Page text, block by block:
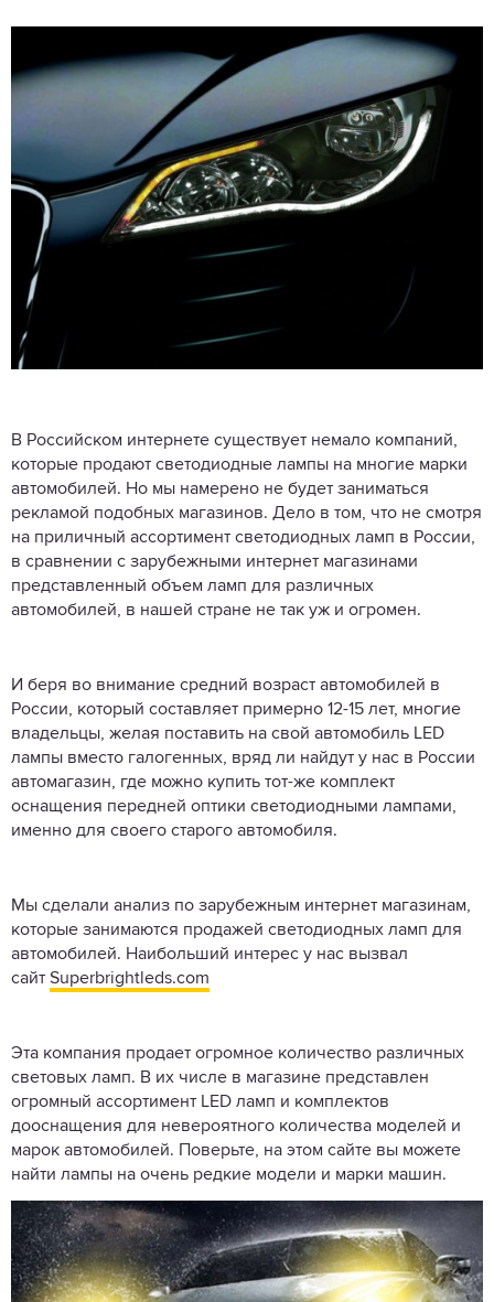
В Российском интернете существует немало компаний,
которые продают светодиодные лампы на многие марки
автомобилей. Но мы намерено не будет заниматься
рекламой подобных магазинов. Дело в том, что не смотря
на приличный ассортимент светодиодных ламп в России,
в сравнении с зарубежными интернет магазинами
представленный объем ламп для различных
автомобилей, в нашей стране не так уж и огромен.
И беря во внимание средний возраст автомобилей в
России, который составляет примерно 12-15 лет, многие
владельцы, желая поставить на свой автомобиль LED
лампы вместо галогенных, вряд ли найдут у нас в России
автомагазин, где можно купить тот-же комплект
оснащения передней оптики светодиодными лампами,
именно для своего старого автомобиля.
Мы сделали анализ по зарубежным интернет магазинам,
которые занимаются продажей светодиодных ламп для
автомобилей. Наибольший интерес у нас вызвал
сайт Superbrightleds.com
Эта компания продает огромное количество различных
световых ламп. В их числе в магазине представлен
огромный ассортимент LED ламп и комплектов
дооснащения для невероятного количества моделей и
марок автомобилей. Поверьте, на этом сайте вы можете
найти лампы на очень редкие модели и марки машин.